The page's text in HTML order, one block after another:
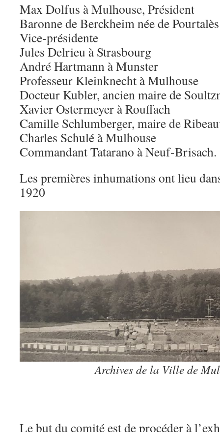
Max Dolfus à Mulhouse, Président
Baronne de Berckheim née de
Vice-présidente
Jules Delrieu à Strasbourg
André Hartmann à Munster
Professeur Kleinknecht à Mulhouse
Docteur Kubler, ancien maire de
Xavier Ostermeyer à Rouffach
Camille Schlumberger, maire de
Charles Schulé à Mulhouse
Commandant Tatarano à Neuf-Brisach.
Les premières inhumations ont lieu
1920
Archives de la Ville de
Le but du comité est de procéder à